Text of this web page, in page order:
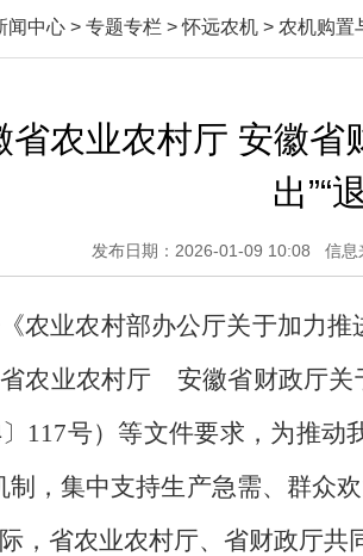
闻中心 > 专题专栏 > 怀远农机 > 农机购置
省农业农村厅 安徽省
出”“
发布日期：2026-01-09 10:08 信息
农业农村部办公厅关于加力
农业农村厅 安徽省财政厅关
〕 117号）等文件要求，为推动
制，集中支持生产急需、群众
，省农业农村厅、省财政厅